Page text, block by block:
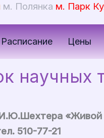
м. Полянка м. Парк
Расписание Цены
научных
«Живой
510-77-21